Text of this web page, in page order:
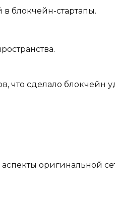
блокчейн-стартапы.
что сделало блокчейн
оригинальной